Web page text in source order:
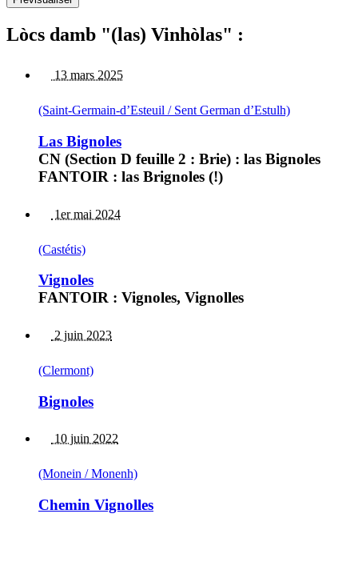
Lòcs damb "(las) Vinhòlas" :
13 mars 2025
(Saint-Germain-d’Esteuil / Sent German d’Estulh)
Las Bignoles
CN (Section D feuille 2 : Brie) : las Bignoles
FANTOIR : las Brignoles (!)
1er mai 2024
(Castétis)
Vignoles
FANTOIR : Vignoles, Vignolles
2 juin 2023
(Clermont)
Bignoles
10 juin 2022
(Monein / Monenh)
Chemin Vignolles